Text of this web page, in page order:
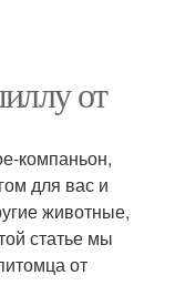
от
компаньон,
для вас и
животные,
статье мы
от